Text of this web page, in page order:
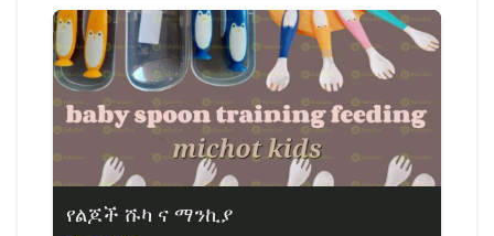
የልጆች ሹካ ና ማንኪያ